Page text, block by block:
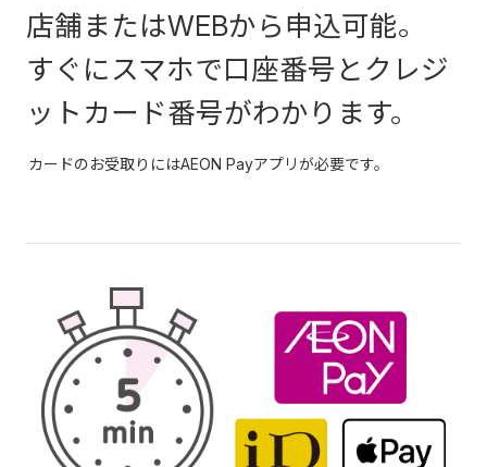
店舗またはWEBから申込可能。
すぐにスマホで口座番号とクレジ
ットカード番号がわかります。
カードのお受取りにはAEON Payアプリが必要です。